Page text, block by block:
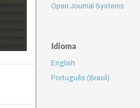
Open Journal Systems
Idioma
English
Português (Brasil)